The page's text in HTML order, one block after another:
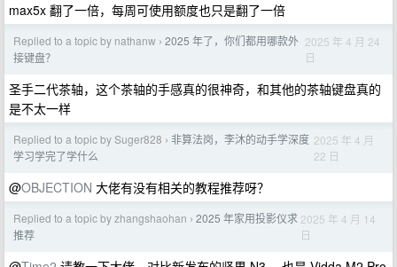
max5x 翻了一倍，每周可使用额度也只是翻了一倍
Replied to a topic by nathanw › 2025 年了，你们都用哪款外
接键盘？
2025 年 4 月 24
日
圣手二代茶轴，这个茶轴的手感真的很神奇，和其他的茶轴键盘真的
是不太一样
Replied to a topic by Suger828 › 非算法岗，李沐的动手学深度
学习学完了学什么
2025 年 4 月
22 日
@OBJECTION 大佬有没有相关的教程推荐呀？
Replied to a topic by zhangshaohan › 2025 年家用投影仪求
推荐
2025 年 4 月 14
日